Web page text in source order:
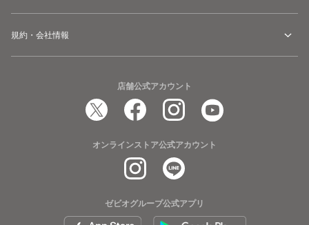
規約・会社情報
店舗公式アカウント
オンラインストア公式アカウント
ゼビオグループ公式アプリ